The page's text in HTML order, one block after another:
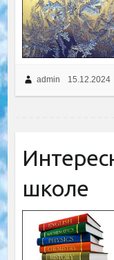
admin 15.12.2024
школе